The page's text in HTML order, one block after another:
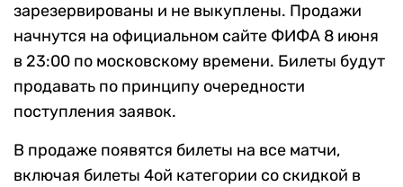
зарезервированы и не выкуплены. Продажи
начнутся на официальном сайте ФИФА 8 июня
в 23:00 по московскому времени. Билеты будут
продавать по принципу очередности
поступления заявок.
В продаже появятся билеты на все матчи,
включая билеты 4ой категории со скидкой в